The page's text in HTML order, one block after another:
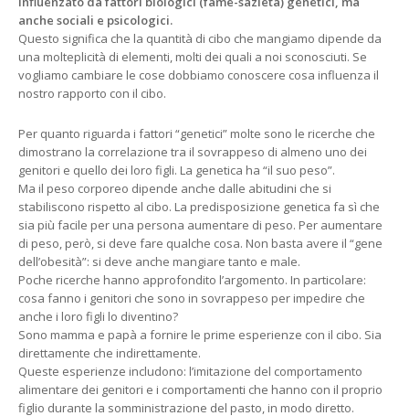
anche sociali e psicologici.
Questo significa che la quantità di cibo che mangiamo dipende da
una molteplicità di elementi, molti dei quali a noi sconosciuti. Se
vogliamo cambiare le cose dobbiamo conoscere cosa influenza il
nostro rapporto con il cibo.
Per quanto riguarda i fattori “genetici” molte sono le ricerche che
dimostrano la correlazione tra il sovrappeso di almeno uno dei
genitori e quello dei loro figli. La genetica ha “il suo peso”.
Ma il peso corporeo dipende anche dalle abitudini che si
stabiliscono rispetto al cibo. La predisposizione genetica fa sì che
sia più facile per una persona aumentare di peso. Per aumentare
di peso, però, si deve fare qualche cosa. Non basta avere il “gene
dell’obesità”: si deve anche mangiare tanto e male.
Poche ricerche hanno approfondito l’argomento. In particolare:
cosa fanno i genitori che sono in sovrappeso per impedire che
anche i loro figli lo diventino?
Sono mamma e papà a fornire le prime esperienze con il cibo. Sia
direttamente che indirettamente.
Queste esperienze includono: l’imitazione del comportamento
alimentare dei genitori e i comportamenti che hanno con il proprio
figlio durante la somministrazione del pasto, in modo diretto.